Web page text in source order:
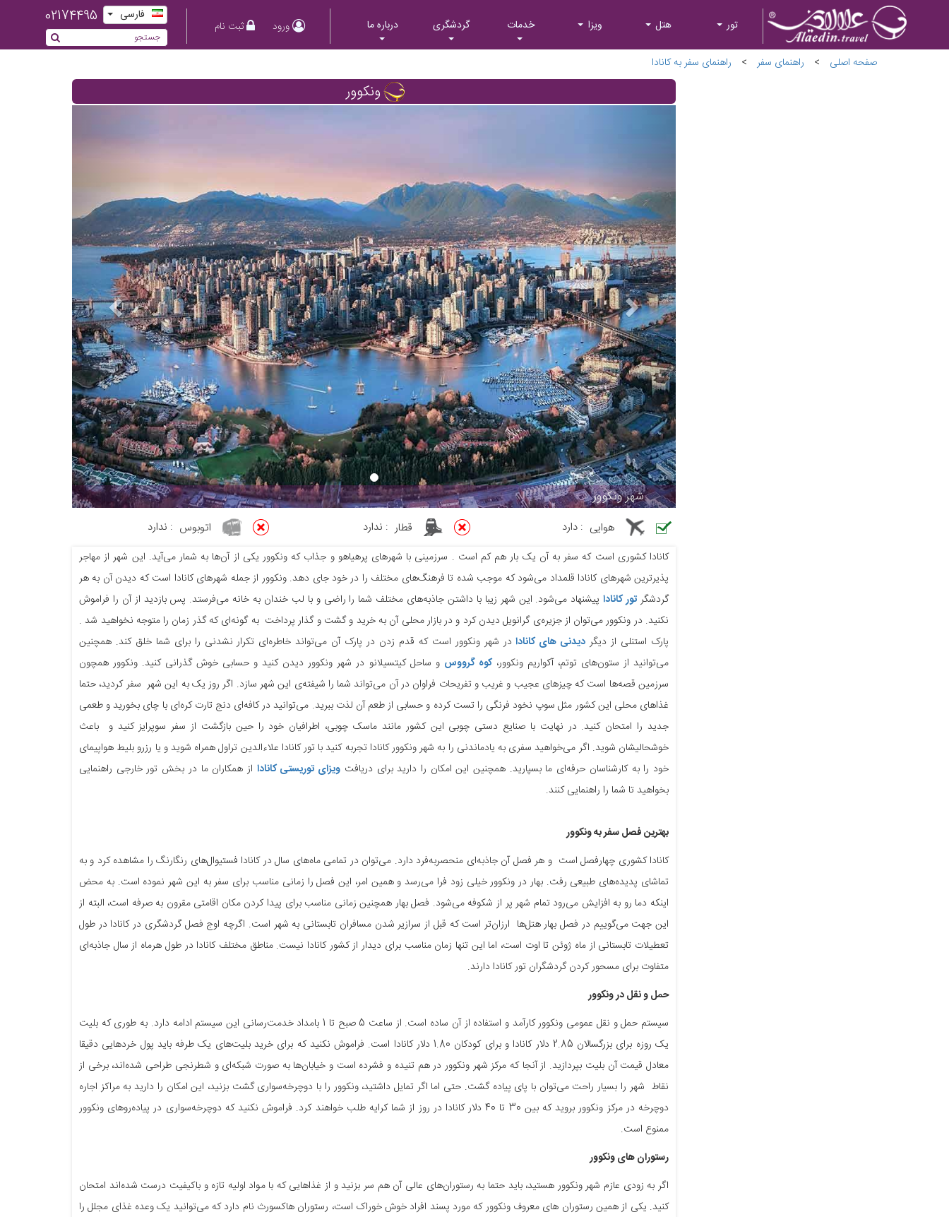
تور هتل ویزا خدمات گردشگری درباره ما ورود ثبت نام
فارسی 02174495
صفحه اصلی > راهنمای سفر > راهنمای سفر به کانادا
ونکوور
شهر ونکوور
هوایی : دارد قطار : ندارد اتوبوس : ندارد
کانادا کشوری است که سفر به آن یک بار هم کم است . سرزمینی با شهرهای پرهیاهو و جذاب که ونکوور یکی از آن‌ها به شمار می‌آید. این شهر از مهاجر
پذیرترین شهرهای کانادا قلمداد می‌شود که موجب شده تا فرهنگ‌های مختلف را در خود جای دهد. ونکوور از جمله شهرهای کانادا است که دیدن آن به هر
گردشگر تور کاناداپیشنهاد می‌شود. این شهر زیبا با داشتن جاذبه‌های مختلف شما را راضی و با لب خندان به خانه می‌فرستد. پس بازدید از آن را فراموش
نکنید. در ونکوور می‌توان از جزیره‌ی گرانویل دیدن کرد و در بازار محلی آن به خرید و گشت و گذار پرداخت به گونه‌ای که گذر زمان را متوجه نخواهید شد .
پارک استنلی از دیگر دیدنی‌ های کانادادر شهر ونکوور است که قدم زدن در پارک آن می‌تواند خاطره‌ای تکرار نشدنی را برای شما خلق کند. همچنین
می‌توانید از ستون‌های توتم، آکواریم ونکوور،کوه گرووس و ساحل کیتسیلانو در شهر ونکوور دیدن کنید و حسابی خوش گذرانی کنید. ونکوور همچون
سرزمین قصه‌ها است که چیزهای عجیب و غریب و تفریحات فراوان در آن می‌تواند شما را شیفته‌ی این شهر سازد. اگر روز یک به این شهر سفر کردید، حتما
غذاهای محلی این کشور مثل سوپ نخود فرنگی را تست کرده و حسابی از طعم آن‌ لذت ببرید. می‌توانید در کافه‌ای دنج تارت کره‌ای با چای بخورید و طعمی
جدید را امتحان کنید. در نهایت با صنایع دستی چوبی این کشور مانند ماسک چوبی، اطرافیان خود را حین بازگشت از سفر سوپرایز کنید و باعث
خوشحالیشان شوید. اگر می‌خواهید سفری به یادماندنی را به شهر ونکوور کانادا تجربه کنید با تور کانادا علاءالدین تراول همراه شوید و یا رزرو بلیط هواپیمای
خود را به کارشناسان حرفه‌ای ما بسپارید. همچنین این امکان را دارید برای دریافت ویزای توریستی کانادا از همکاران ما در بخش تور خارجی راهنمایی
بخواهید تا شما را راهنمایی کنند.
بهترین فصل سفر به ونکوور
کانادا کشوری چهارفصل است و هر فصل آن جاذبه‌ای منحصربه‌فرد دارد. می‌توان در تمامی ماه‌های سال در کانادا فستیوال‌های رنگارنگ را مشاهده کرد و به
تماشای پدیده‌های طبیعی رفت. بهار در ونکوور خیلی زود فرا می‌رسد و همین امر، این فصل را زمانی مناسب برای سفر به این شهر نموده است. به محض
اینکه دما رو به افزایش می‌رود تمام شهر پر از شکوفه می‌شود. فصل بهار همچنین زمانی مناسب برای پیدا کردن مکان اقامتی مقرون به صرفه است، البته از
این جهت می‌گوییم در فصل بهار هتل‌ها ارزان‌تر است که قبل از سرازیر شدن مسافران تابستانی به شهر است. اگرچه اوج فصل گردشگری در کانادا در طول
تعطیلات تابستانی از ماه ژوئن تا اوت است، اما این تنها زمان مناسب برای دیدار از کشور کانادا نیست. مناطق مختلف کانادا در طول هرماه از سال جاذبه‌ای
متفاوت برای مسحور کردن گردشگران تور کانادا دارند.
حمل و نقل در ونکوور
سیستم حمل و نقل عمومی ونکوور کارآمد و استفاده از آن ساده است. از ساعت 5 صبح تا 1 بامداد خدمت‌رسانی این سیستم ادامه دارد. به طوری که بلیت
یک روزه برای بزرگسالان 2.85 دلار کانادا و برای کودکان 1.80 دلار کانادا است. فراموش نکنید که برای خرید بلیت‌های یک طرفه باید پول خردهایی دقیقا
معادل قیمت آن بلیت بپردازید. از آنجا که مرکز شهر ونکوور در هم تنیده و فشرده است و خیابان‌ها به صورت شبکه‌ای و شطرنجی طراحی شده‌اند، برخی از
نقاط شهر را بسیار راحت می‌توان با پای پیاده گشت. حتی اما اگر تمایل داشتید، ونکوور را با دوچرخه‌سواری گشت بزنید، این امکان را دارید به مراکز اجاره
دوچرخه در مرکز ونکوور بروید که بین 30 تا 40 دلار کانادا در روز از شما کرایه طلب خواهند کرد. فراموش نکنید که دوچرخه‌سواری در پیاده‌روهای ونکوور
ممنوع است.
رستوران های ونکوور
اگر به زودی عازم شهر ونکوور هستید، باید حتما به رستوران‌های عالی آن هم سر بزنید و از غذاهایی که با مواد اولیه تازه و باکیفیت درست شده‌اند امتحان
کنید. یکی از همین رستوران های معروف ونکوور که مورد پسند افراد خوش خوراک است، رستوران هاکسورث نام دارد که می‌توانید یک وعده غذای مجلل را